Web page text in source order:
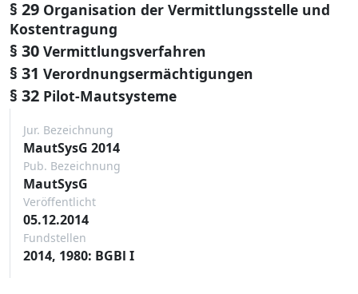
§ 29 Organisation der Vermittlungsstelle und
Kostentragung
§ 30 Vermittlungsverfahren
§ 31 Verordnungsermächtigungen
§ 32 Pilot-Mautsysteme
Jur. Bezeichnung
MautSysG 2014
Pub. Bezeichnung
MautSysG
Veröffentlicht
05.12.2014
Fundstellen
2014, 1980: BGBl I